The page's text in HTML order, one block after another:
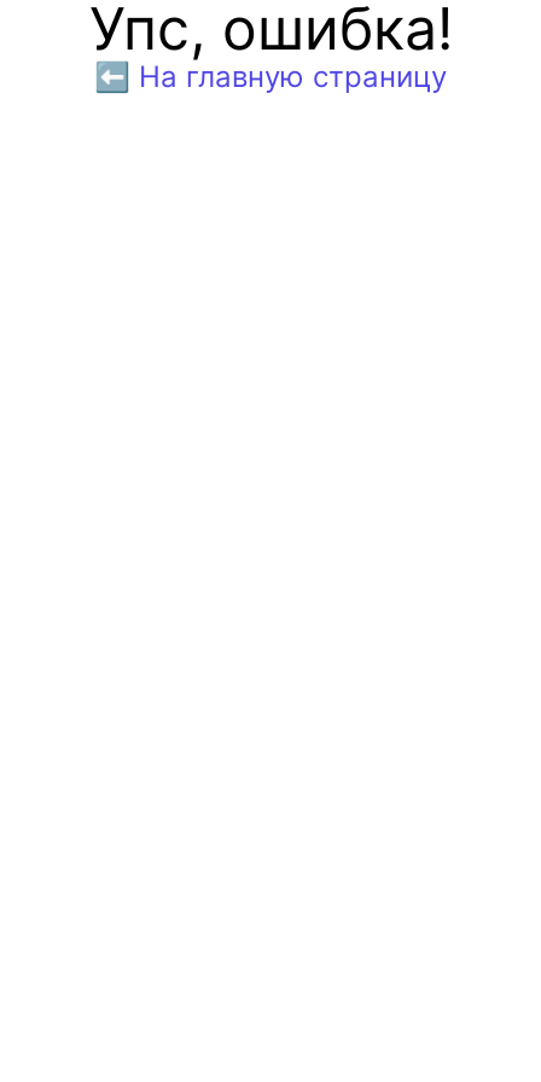
Упс, ошибка!
⬅️ На главную страницу